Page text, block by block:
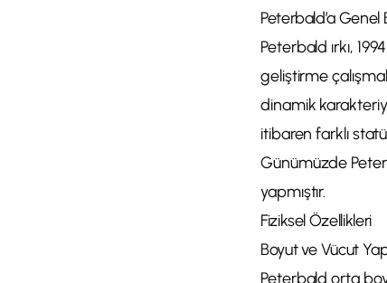
Peterbald’a Genel
Peterbald ırkı,
geliştirme
dinamik
itibaren farklı
Günümüzde
yapmıştır.
Fiziksel Özellikleri
Boyut ve Vücut
Peterbald orta